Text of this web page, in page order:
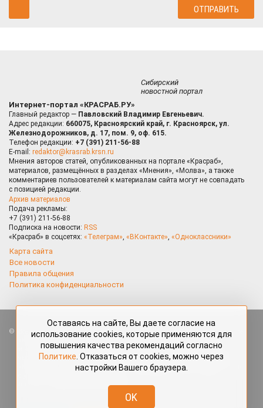
Сибирский
новостной портал
Интернет-портал «КРАСРАБ.РУ»
Главный редактор — Павловский Владимир Евгеньевич.
Адрес редакции: 660075, Красноярский край, г. Красноярск, ул.
Железнодорожников, д. 17, пом. 9, оф. 615.
Телефон редакции: +7 (391) 211-56-88
E-mail: redaktor@krasrab.krsn.ru
Мнения авторов статей, опубликованных на портале «Красраб»,
материалов, размещённых в разделах «Мнения», «Молва», а также
комментариев пользователей к материалам сайта могут не совпадать
с позицией редакции.
Архив материалов
Подача рекламы:
+7 (391) 211-56-88
Подписка на новости: RSS
«Красраб» в соцсетях: «Телеграм», «ВКонтакте», «Одноклассники»
Карта сайта
Все новости
Правила общения
Политика конфиденциальности
Все права защищены. Любые материалы, размещённые на портале
«Красраб.ру» сотрудниками редакции, нештатными авторами
и читателями, являются объектами авторского права. Полное или
частичное использование материалов, размещённых на портале
«Красраб.ру», допускается только с письменного согласия редакции
redaktor@krasrab.krsn.ru.
Оставаясь на сайте, Вы даете согласие на
использование cookies, которые применяются для
повышения качества рекомендаций согласно
Политике . Отказаться от cookies, можно через
настройки Вашего браузера.
OK